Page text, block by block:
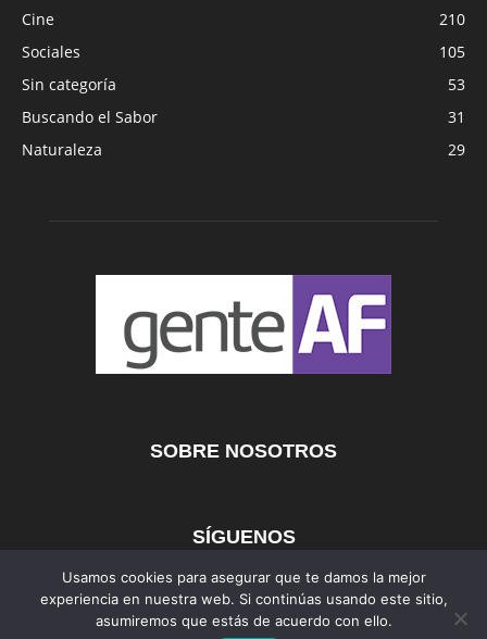
Cine
210
Sociales
105
Sin categoría
53
Buscando el Sabor
31
Naturaleza
29
SOBRE NOSOTROS
SÍGUENOS
AFmedios MujerAF AutosAF
Usamos cookies para asegurar que te damos la mejor
experiencia en nuestra web. Si continúas usando este sitio,
asumiremos que estás de acuerdo con ello.